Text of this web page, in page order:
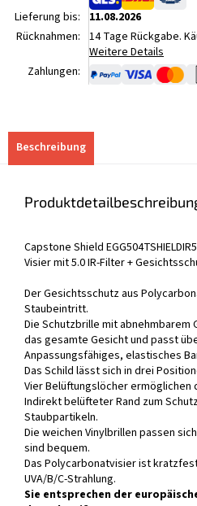
Lieferung bis:
11.08.2026
Rücknahmen: 14 Tage Rückgabe.
Weitere Details
Zahlungen:
Beschreibung
Capstone Shield
Visier mit 5.0 IR-Filter +
Der Gesichtsschutz aus
Staubeintritt.
Die Schutzbrille mit
das gesamte Gesicht und passt
Anpassungsfähiges, elastisches
Das Schild lässt sich in drei
Vier Belüftungslöcher ermöglichen
Indirekt belüfteter Rand zum
Staubpartikeln.
Die weichen Vinylbrillen passen
sind bequem.
Das Polycarbonatvisier ist
UVA/B/C-Strahlung.
Sie entsprechen der